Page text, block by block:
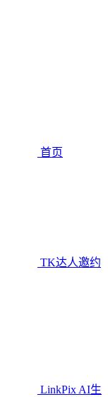
首页
TK达人邀约
LinkPix AI生